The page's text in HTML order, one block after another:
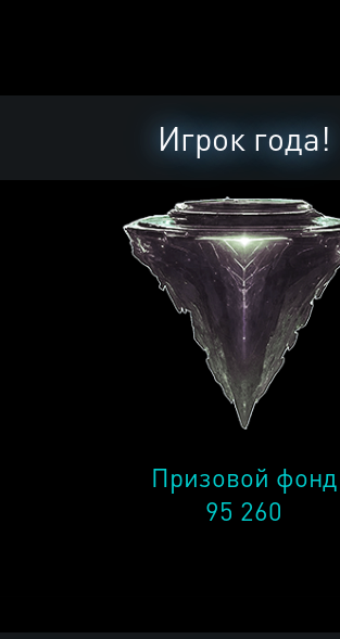
Игрок года!
Призовой фонд
95 260